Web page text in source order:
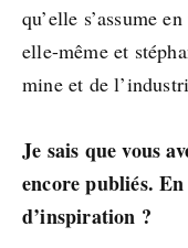
qu’elle s’assume
elle-même et
mine et de
Je sais que vous
encore publiés.
d’inspiration ?